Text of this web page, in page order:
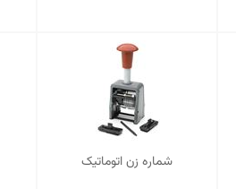
شماره زن اتوماتیک